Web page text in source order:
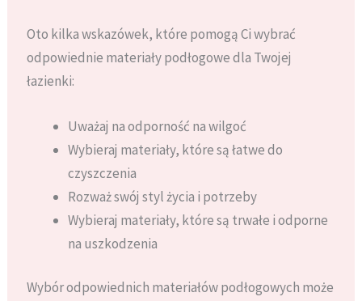
Oto kilka wskazówek, które pomogą Ci wybrać
odpowiednie materiały podłogowe dla Twojej
łazienki:
Uważaj na odporność na wilgoć
Wybieraj materiały, które są łatwe do
czyszczenia
Rozważ swój styl życia i potrzeby
Wybieraj materiały, które są trwałe i odporne
na uszkodzenia
Wybór odpowiednich materiałów podłogowych może